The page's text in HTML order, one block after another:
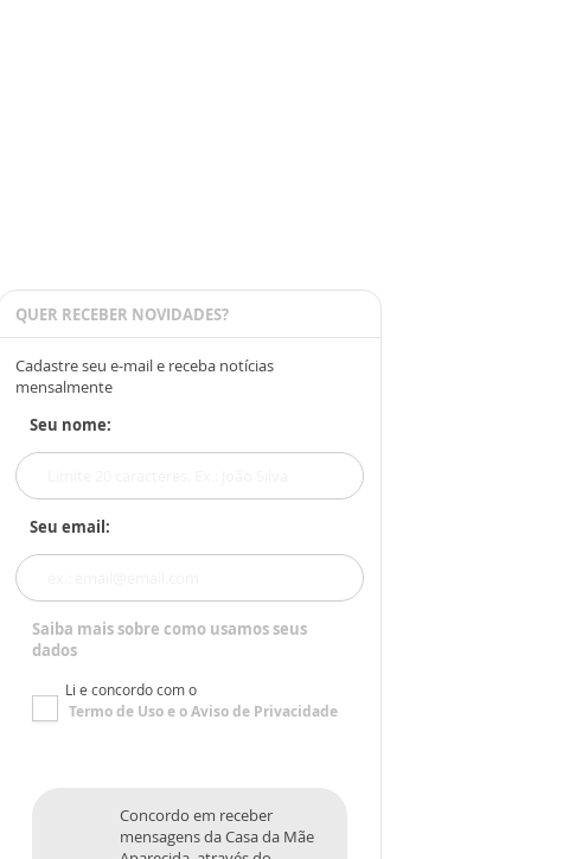
QUER RECEBER NOVIDADES?
Cadastre seu e-mail e receba notícias
mensalmente
Seu nome:
Seu email:
Saiba mais sobre como usamos seus
dados
Li e concordo com o
Termo de Usoe oAviso de Privacidade
Concordo em receber
mensagens da Casa da Mãe